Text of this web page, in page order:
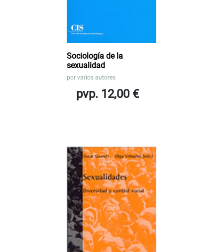
Sociología de la
sexualidad
por varios autores
pvp. 12,00 €